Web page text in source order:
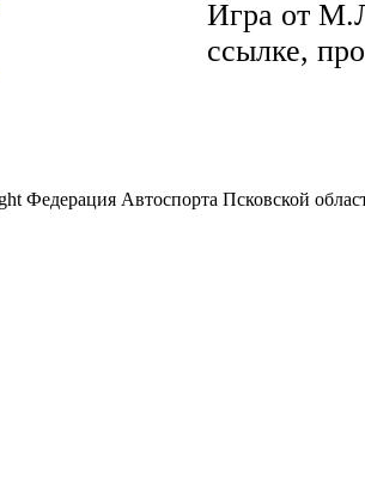
Игра от
ссылке,
Федерация Автоспорта Псковской